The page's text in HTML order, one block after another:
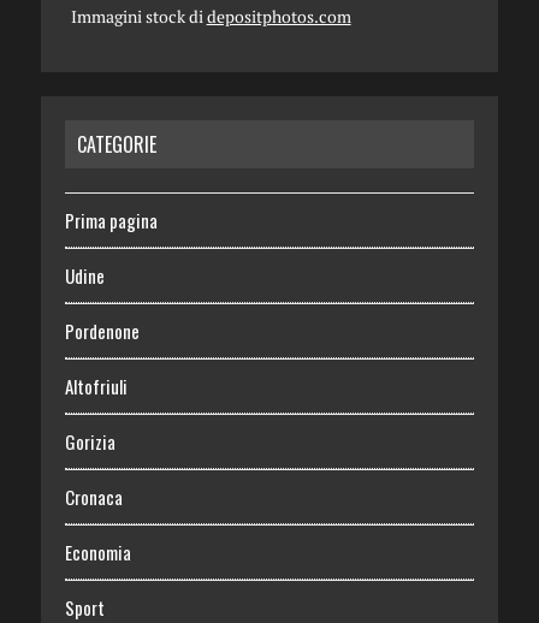
Immagini stock didepositphotos.com
CATEGORIE
Prima pagina
Udine
Pordenone
Altofriuli
Gorizia
Cronaca
Economia
Sport